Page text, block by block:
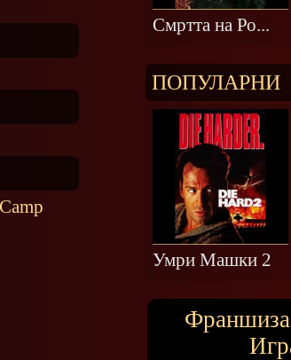
Смртта на Ро...
ПОПУЛАРНИ
Умри Машки 2
Франшиза